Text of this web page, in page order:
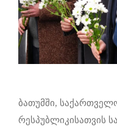
ბათუმში,
რესპუბლიკისათვის